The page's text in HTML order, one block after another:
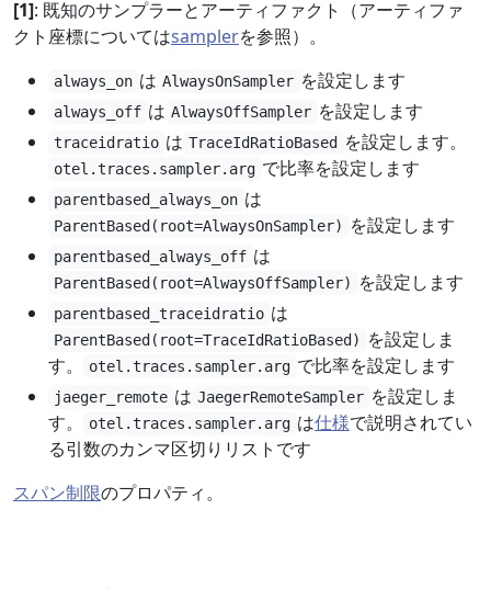
[1]: 既知のサンプラーとアーティファクト（アーティファ
クト座標についてはsamplerを参照）。
always_on は AlwaysOnSampler を設定します
always_off は AlwaysOffSampler を設定します
traceidratio は TraceIdRatioBased を設定します。
otel.traces.sampler.arg で比率を設定します
parentbased_always_on は
ParentBased(root=AlwaysOnSampler) を設定します
parentbased_always_off は
ParentBased(root=AlwaysOffSampler) を設定します
parentbased_traceidratio は
ParentBased(root=TraceIdRatioBased)
を設定しま
す。
otel.traces.sampler.arg で比率を設定します
jaeger_remote は JaegerRemoteSampler を設定しま
す。
otel.traces.sampler.arg は仕様で説明されてい
る引数のカンマ区切りリストです
スパン制限のプロパティ。